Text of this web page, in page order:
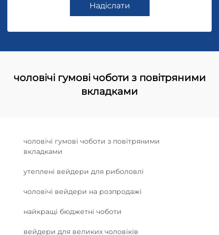
Надіслати
чоловічі гумові чоботи з повітряними
вкладками
чоловічі гумові чоботи з повітряними
вкладками
утеплені вейдери для риболовлі
чоловічі вейдери на розпродажі
найкращі бюджетні чоботи
вейдери для великих чоловіків